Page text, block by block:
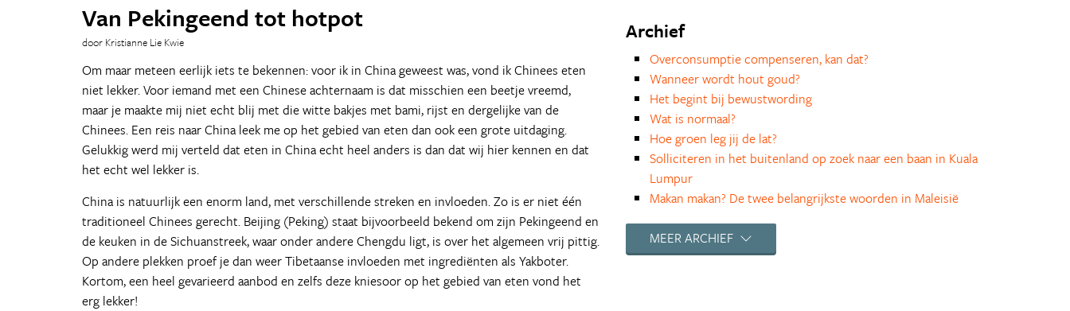
Van Pekingeend tot hotpot
door Kristianne Lie Kwie
Om maar meteen eerlijk iets te bekennen: voor ik in China geweest was, vond ik Chinees eten
niet lekker. Voor iemand met een Chinese achternaam is dat misschien een beetje vreemd,
maar je maakte mij niet echt blij met die witte bakjes met bami, rijst en dergelijke van de
Chinees. Een reis naar China leek me op het gebied van eten dan ook een grote uitdaging.
Gelukkig werd mij verteld dat eten in China echt heel anders is dan dat wij hier kennen en dat
het echt wel lekker is.
China is natuurlijk een enorm land, met verschillende streken en invloeden. Zo is er niet één
traditioneel Chinees gerecht. Beijing (Peking) staat bijvoorbeeld bekend om zijn Pekingeend en
de keuken in de Sichuanstreek, waar onder andere Chengdu ligt, is over het algemeen vrij pittig.
Op andere plekken proef je dan weer Tibetaanse invloeden met ingrediënten als Yakboter.
Kortom, een heel gevarieerd aanbod en zelfs deze kniesoor op het gebied van eten vond het
erg lekker!
Archief
Overconsumptie compenseren, kan dat?
Wanneer wordt hout goud?
Het begint bij bewustwording
Wat is normaal?
Hoe groen leg jij de lat?
Solliciteren in het buitenland op zoek naar een baan in Kuala
Lumpur
Makan makan? De twee belangrijkste woorden in Maleisië
Lumpur
Ingepakt naar de supermarkt tijdens de Maleisische
MEER ARCHIEF